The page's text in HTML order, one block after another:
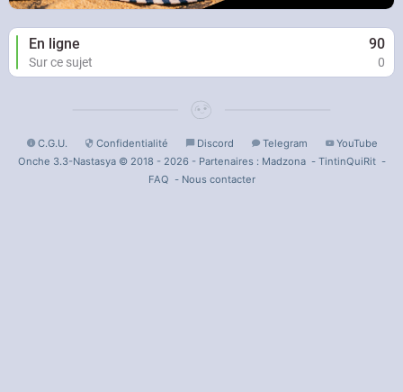
En ligne 90
Sur ce sujet 0
C.G.U. Confidentialité Discord Telegram
YouTube
Onche 3.3-Nastasya © 2018 - 2026 - Partenaires : Madzona- TintinQuiRit-
FAQ - Nous contacter